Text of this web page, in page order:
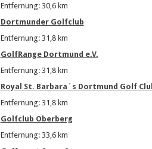
Entfernung: 30,6 km
Dortmunder Golfclub
Entfernung: 31,8 km
GolfRange Dortmund e.V.
Entfernung: 31,8 km
Royal St. Barbara´s Dortmund Golf
Entfernung: 31,8 km
Golfclub Oberberg
Entfernung: 33,6 km